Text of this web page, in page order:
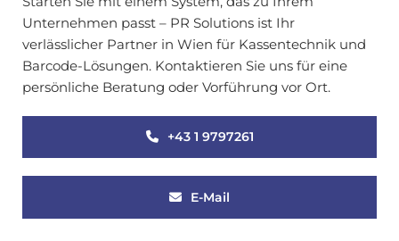
Unternehmen passt – PR Solutions ist Ihr
verlässlicher Partner in Wien für Kassentechnik und
Barcode-Lösungen. Kontaktieren Sie uns für eine
persönliche Beratung oder Vorführung vor Ort.
+43 1 9797261
E-Mail